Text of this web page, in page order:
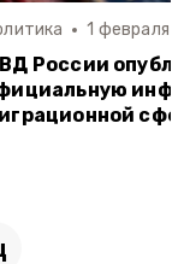
1 февраля
России